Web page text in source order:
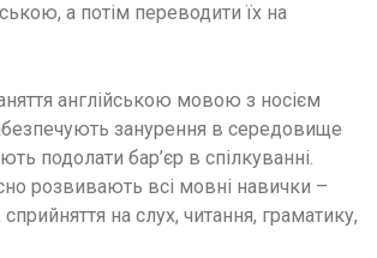
а потім переводити їх на
англійською мовою з носієм
занурення в середовище
подолати бар’єр в спілкуванні.
розвивають всі мовні навички –
на слух, читання, граматику,